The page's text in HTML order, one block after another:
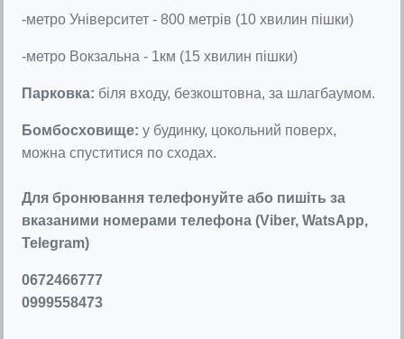
-метро Університет - 800 метрів (10 хвилин пішки)
-метро Вокзальна - 1км (15 хвилин пішки)
Парковка: біля входу, безкоштовна, за шлагбаумом.
Бомбосховище: у будинку, цокольний поверх,
можна спуститися по сходах.
Для бронювання телефонуйте або пишіть за
вказаними номерами телефона (Viber, WatsApp,
Telegram)
0672466777
0999558473